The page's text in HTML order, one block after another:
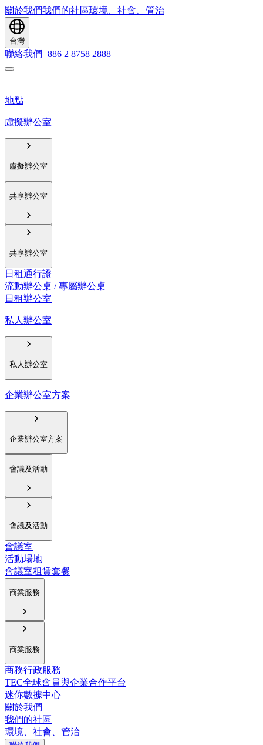
關於我們我們的社區環境、社會、管治
台灣
聯絡我們+886 2 8758 2888
地點
虛擬辦公室
虛擬辦公室
共享辦公室
共享辦公室
日租通行證
流動辦公桌 / 專屬辦公桌
日租辦公室
私人辦公室
私人辦公室
企業辦公室方案
企業辦公室方案
會議及活動
會議及活動
會議室
活動場地
會議室租賃套餐
商業服務
商業服務
商務行政服務
TEC全球會員與企業合作平台
迷你數據中心
關於我們
我們的社區
環境、社會、管治